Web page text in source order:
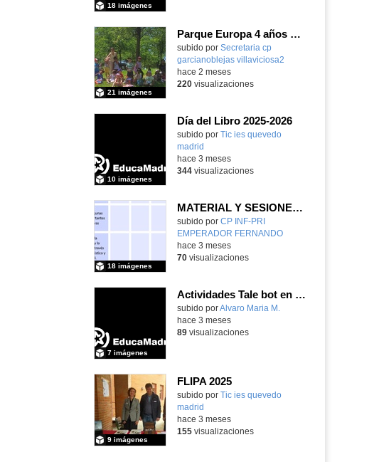
18 imágenes
Parque Europa 4 años Pequeño oeste 2025-26
Contenido educativo.
subido por Secretaria cp
garcianoblejas villaviciosa2
21 imágenes
hace 2 meses
220visualizaciones
Día del Libro 2025-2026
subido por Tic ies quevedo
madrid
10 imágenes
hace 3 meses
344visualizaciones
MATERIAL Y SESIONES INFANTIL
Contenido educativo.
subido por CP INF-PRI
EMPERADOR FERNANDO
18 imágenes
-
hace 3 meses
70visualizaciones
Actividades Tale bot en Infantil
subido porAlvaro Maria M.
7 imágenes
hace 3 meses
89visualizaciones
FLIPA 2025
subido por Tic ies quevedo
madrid
9 imágenes
hace 3 meses
155visualizaciones